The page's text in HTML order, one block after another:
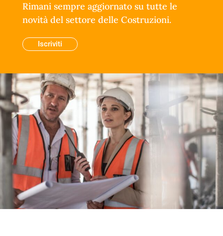
Rimani sempre aggiornato su tutte le
novità del settore delle Costruzioni.
Iscriviti